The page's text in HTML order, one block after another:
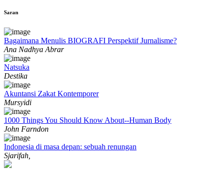
Saran
Bagaimana Menulis BIOGRAFI Perspektif Jurnalisme?
Ana Nadhya Abrar
Natsuka
Destika
Akuntansi Zakat Kontemporer
Mursyidi
1000 Things You Should Know About--Human Body
John Farndon
Indonesia di masa depan: sebuah renungan
Sjarifah,